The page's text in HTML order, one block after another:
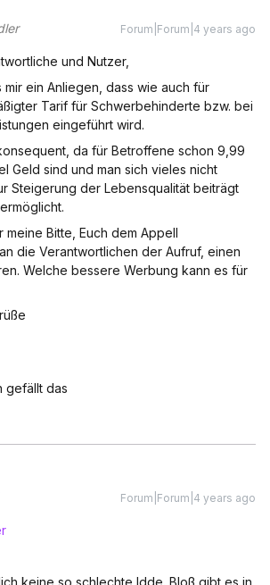
Forum|Forum|4 years ago
und Nutzer,
ein Anliegen, dass wie auch für
Tarif für Schwerbehinderte bzw. bei
eingeführt wird.
da für Betroffene schon 9,99
Geld sind und man sich vieles nicht
Steigerung der Lebensqualität beiträgt
meine Bitte, Euch dem Appell
die Verantwortlichen der Aufruf, einen
Welche bessere Werbung kann es für
gefällt das
Forum|Forum|4 years ago
keine so schlechte Idde. Bloß gibt es in